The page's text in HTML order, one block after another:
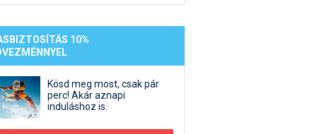
10%
Kösd meg most, csak pár
perc! Akár aznapi
induláshoz is.